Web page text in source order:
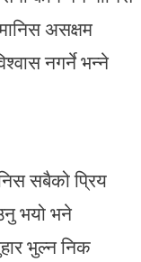
असक्षम
नगर्ने भन्ने
सबैको प्रिय
भयो भने
भुल्न निक